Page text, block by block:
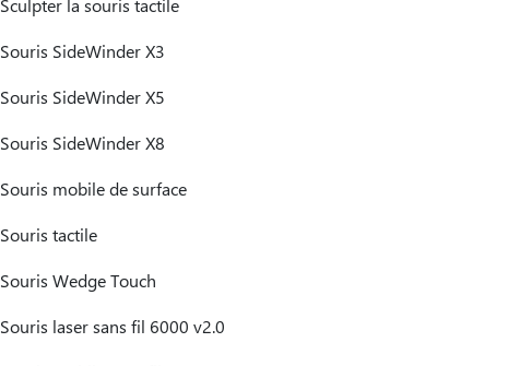
Sculpter la souris tactile
Souris SideWinder X3
Souris SideWinder X5
Souris SideWinder X8
Souris mobile de surface
Souris tactile
Souris Wedge Touch
Souris laser sans fil 6000 v2.0